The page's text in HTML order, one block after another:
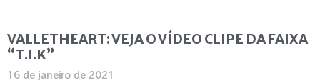
VALLETHEART: VEJA O VÍDEO CLIPE DA FAIXA
“T.I.K”
16 de janeiro de 2021